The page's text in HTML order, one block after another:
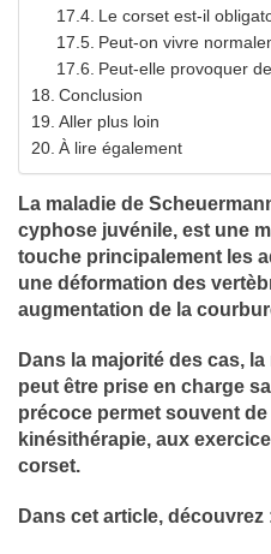
Le corset est-il
Peut-on vivre
Peut-elle provoquer
Conclusion
Aller plus loin
À lire également
La maladie de
cyphose juvénile, est une
touche principalement les
une déformation des
augmentation de la
Dans la majorité des cas,
peut être prise en charge
précoce permet souvent
kinésithérapie, aux
corset.
Dans cet article, découvrez